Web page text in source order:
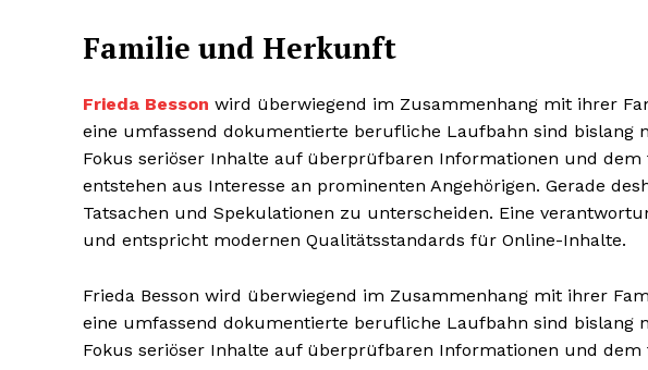
Familie und Herkunft
Frieda Besson wird überwiegend im Zusammenhang mit ihrer
eine umfassend dokumentierte berufliche Laufbahn sind bislang
Fokus seriöser Inhalte auf überprüfbaren Informationen und dem
entstehen aus Interesse an prominenten Angehörigen. Gerade
Tatsachen und Spekulationen zu unterscheiden. Eine
und entspricht modernen Qualitätsstandards für Online-Inhalte.
Frieda Besson wird überwiegend im Zusammenhang mit ihrer
eine umfassend dokumentierte berufliche Laufbahn sind bislang
Fokus seriöser Inhalte auf überprüfbaren Informationen und dem